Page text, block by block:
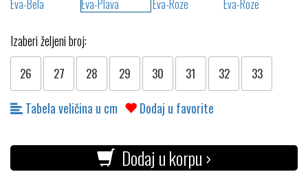
Izaberi željeni broj:
26 27 28 29 30 31 32 33
Tabela veličina u cm Dodaj u favorite
Dodaj u korpu ›